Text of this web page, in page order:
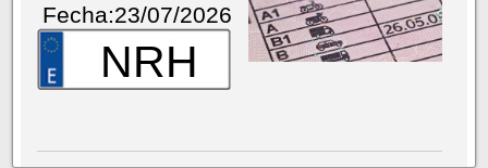
Fecha:23/07/2026
NRH